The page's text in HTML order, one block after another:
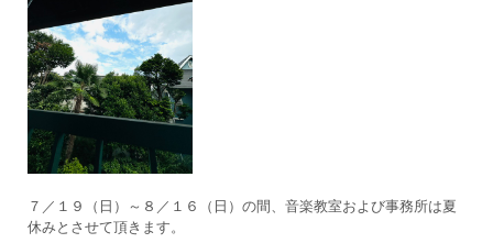
７／１９（日）～８／１６（日）の間、音楽教室および事務所は夏
休みとさせて頂きます。